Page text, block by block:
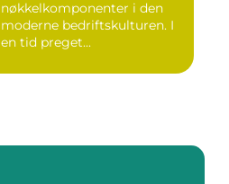
nøkkelkomponenter i den
moderne bedriftskulturen. I
en tid preget...